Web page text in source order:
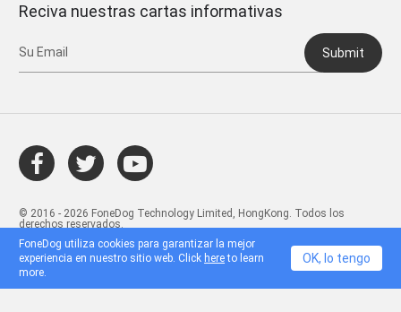
Reciva nuestras cartas informativas
Submit
© 2016 - 2026 FoneDog Technology Limited, HongKong. Todos los
derechos reservados.
FoneDog utiliza cookies para garantizar la mejor
experiencia en nuestro sitio web. Click hereto learn
more.
OK, lo tengo